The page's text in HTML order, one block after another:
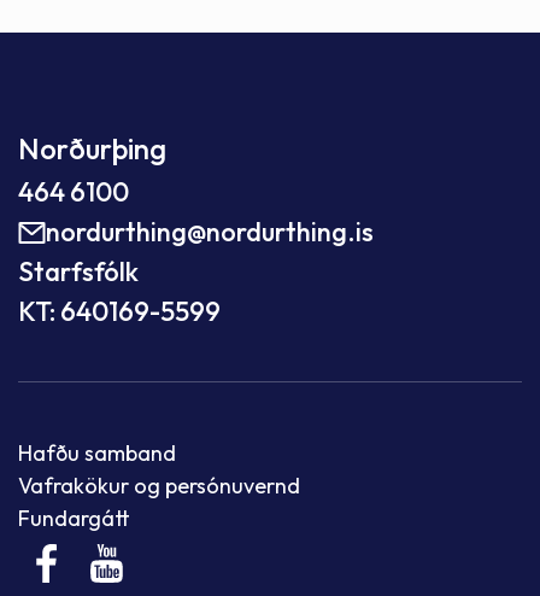
Norðurþing
464 6100
nordurthing@nordurthing.is
Starfsfólk
KT: 640169-5599
Hafðu samband
Vafrakökur og persónuvernd
Fundargátt